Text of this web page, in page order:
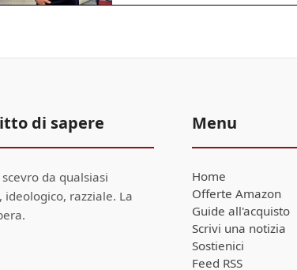
di sapere
da qualsiasi
razziale. La
Menu
Home
Offerte Amazon
Guide all'acquisto
Scrivi una notizia
Sostienici
Feed RSS